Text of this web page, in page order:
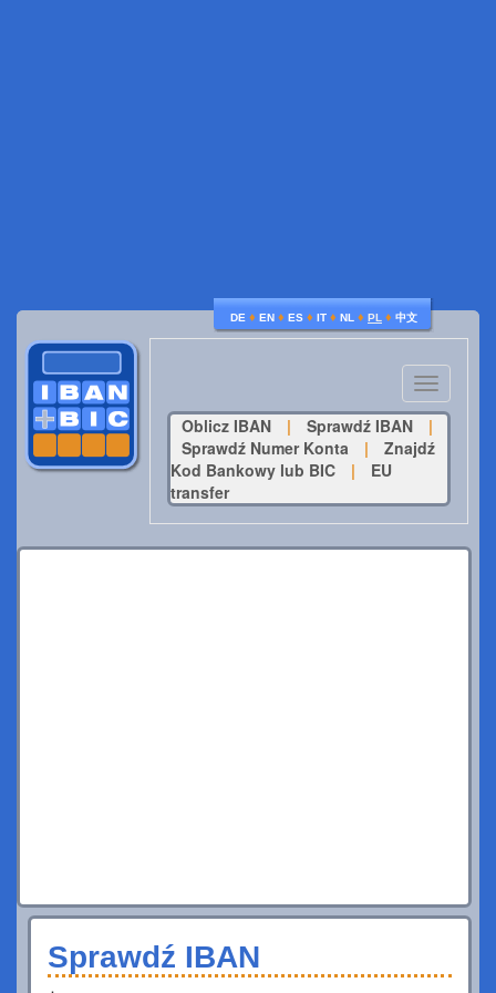
DE ♦ EN ♦ ES ♦ IT ♦ NL ♦ PL ♦ 中文
Toggle
navigation
Oblicz IBAN
| Sprawdź IBAN
|
Sprawdź Numer Konta
|
Znajdź
Kod Bankowy lub BIC
|
EU
transfer
Sprawdź IBAN